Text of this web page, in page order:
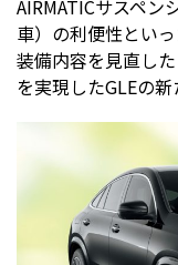
AIRMATICサスペン
車）の利便性とい
装備内容を見直し
を実現したGLEの新